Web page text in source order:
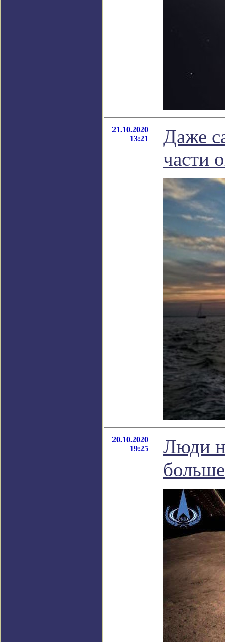
21.10.2020
13:21
Даже
части
20.10.2020
19:25
Люди